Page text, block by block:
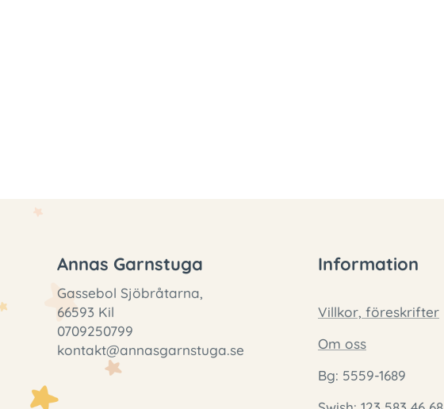
Annas Garnstuga
Gassebol Sjöbråtarna,
66593 Kil
0709250799
kontakt@annasgarnstuga.se
Information
Villkor, föreskrifter
Om oss
Bg: 5559-1689